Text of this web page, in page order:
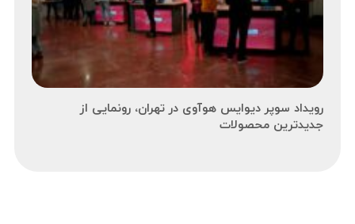
رویداد سوپر دیوایس هوآوی در تهران، رونمایی از
جدیدترین محصولات